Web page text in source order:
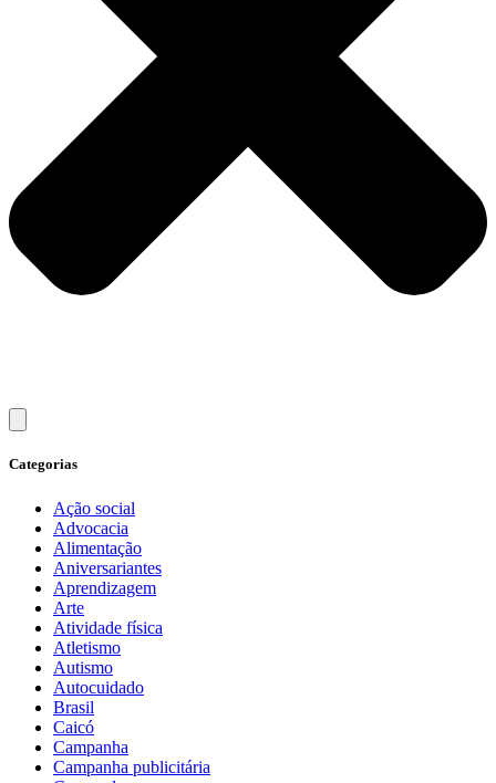
Categorias
Ação social
Advocacia
Alimentação
Aniversariantes
Aprendizagem
Arte
Atividade física
Atletismo
Autismo
Autocuidado
Brasil
Caicó
Campanha
Campanha publicitária